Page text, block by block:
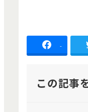
-
この記事